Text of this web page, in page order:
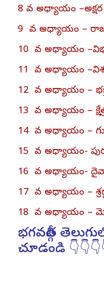
8 వ అధ్యాయం
9 వ అధ్యాయం –
10 వ అధ్యాయం
11 వ అధ్యాయం
12 వ అధ్యాయం –
13 వ అధ్యాయం –
14 వ అధ్యాయం –
15 వ అధ్యాయం-
16 వ అధ్యాయం-
17 వ అధ్యాయం –
18 వ అధ్యాయం –
భగవద్గీత
చూడండి